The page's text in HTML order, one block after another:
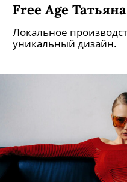
Free Age
Локальное
уникальный дизайн.